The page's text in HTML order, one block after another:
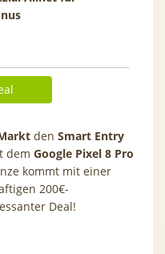
den Smart Entry
dem Google Pixel 8 Pro
kommt mit einer
200€-
Deal!